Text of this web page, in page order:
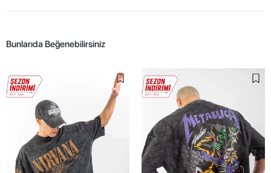
Bunlarıda Beğenebilirsiniz